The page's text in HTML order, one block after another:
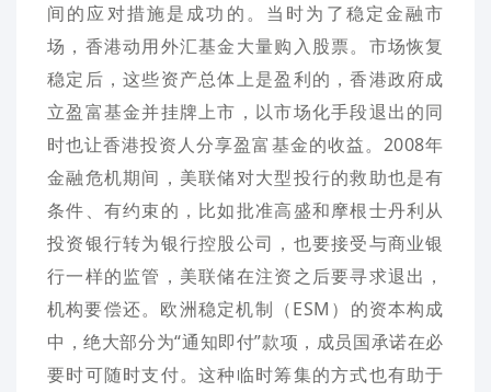
间的应对措施是成功的。当时为了稳定金融市
场，香港动用外汇基金大量购入股票。市场恢复
稳定后，这些资产总体上是盈利的，香港政府成
立盈富基金并挂牌上市，以市场化手段退出的同
时也让香港投资人分享盈富基金的收益。2008年
金融危机期间，美联储对大型投行的救助也是有
条件、有约束的，比如批准高盛和摩根士丹利从
投资银行转为银行控股公司，也要接受与商业银
行一样的监管，美联储在注资之后要寻求退出，
机构要偿还。欧洲稳定机制（ESM）的资本构成
中，绝大部分为“通知即付”款项，成员国承诺在必
要时可随时支付。这种临时筹集的方式也有助于